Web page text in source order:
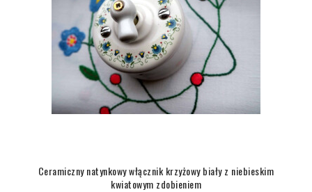
Ceramiczny natynkowy włącznik krzyżowy biały z niebieskim
kwiatowym zdobieniem